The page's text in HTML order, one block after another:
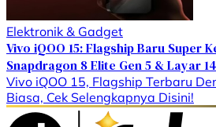
Elektronik & Gadget
Vivo iQOO 15: Flagship Baru Super
Snapdragon 8 Elite Gen 5 & Layar
Vivo iQOO 15, Flagship Terbaru
Biasa, Cek Selengkapnya Disini!